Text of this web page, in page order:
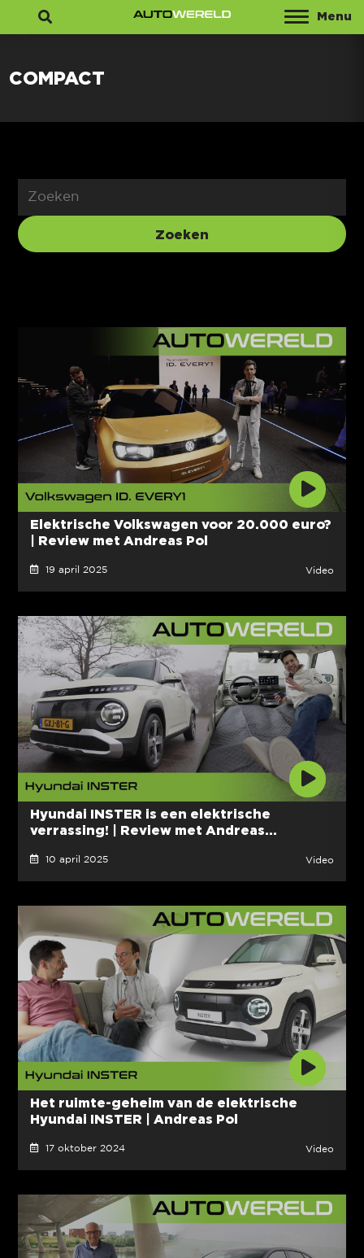
Menu
COMPACT
Elektrische Volkswagen voor 20.000 euro?
| Review met Andreas Pol
19 april 2025 Video
Hyundai INSTER is een elektrische
verrassing! | Review met Andreas...
10 april 2025 Video
Het ruimte-geheim van de elektrische
Hyundai INSTER | Andreas Pol
17 oktober 2024 Video